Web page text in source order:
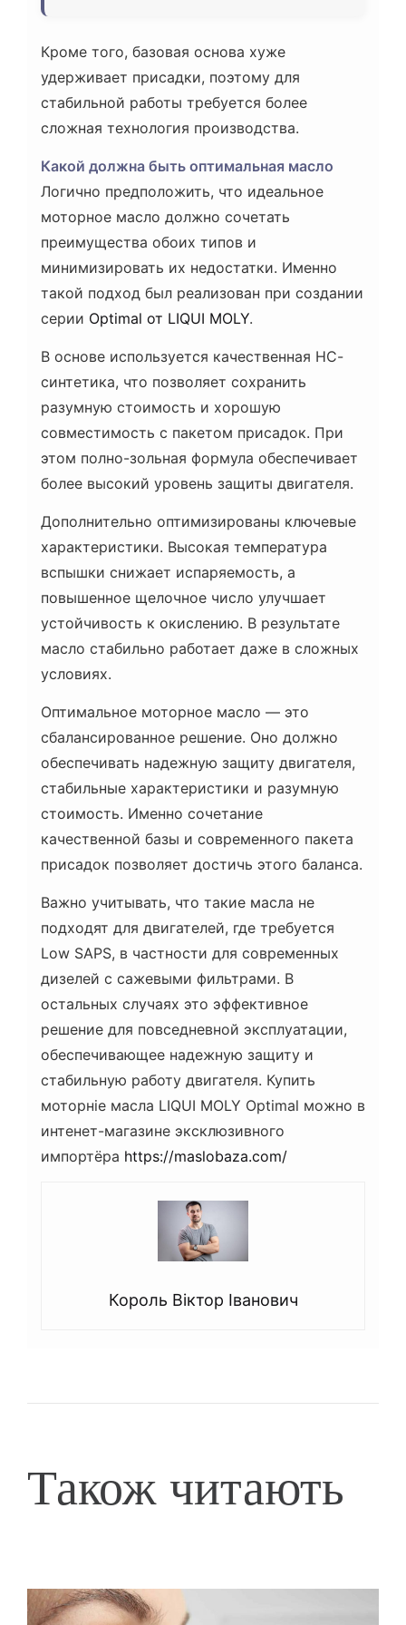
Кроме того, базовая основа хуже
удерживает присадки, поэтому для
стабильной работы требуется более
сложная технология производства.
Какой должна быть оптимальная масло
Логично предположить, что идеальное
моторное масло должно сочетать
преимущества обоих типов и
минимизировать их недостатки. Именно
такой подход был реализован при создании
серии Optimal от LIQUI MOLY.
В основе используется качественная НС-
синтетика, что позволяет сохранить
разумную стоимость и хорошую
совместимость с пакетом присадок. При
этом полно-зольная формула обеспечивает
более высокий уровень защиты двигателя.
Дополнительно оптимизированы ключевые
характеристики. Высокая температура
вспышки снижает испаряемость, а
повышенное щелочное число улучшает
устойчивость к окислению. В результате
масло стабильно работает даже в сложных
условиях.
Оптимальное моторное масло — это
сбалансированное решение. Оно должно
обеспечивать надежную защиту двигателя,
стабильные характеристики и разумную
стоимость. Именно сочетание
качественной базы и современного пакета
присадок позволяет достичь этого баланса.
Важно учитывать, что такие масла не
подходят для двигателей, где требуется
Low SAPS, в частности для современных
дизелей с сажевыми фильтрами. В
остальных случаях это эффективное
решение для повседневной эксплуатации,
обеспечивающее надежную защиту и
стабильную работу двигателя. Купить
моторніе масла LIQUI MOLY Optimal можно в
интенет-магазине эксклюзивного
импортёра https://maslobaza.com/
Король Віктор Іванович
Також читають